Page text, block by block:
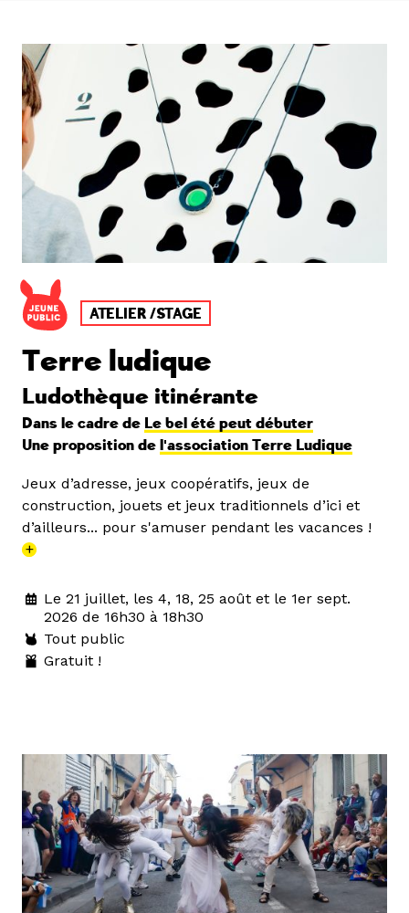
ATELIER /STAGE
Terre ludique
Ludothèque itinérante
Dans le cadre de Le bel été peut débuter
Une proposition de l'association Terre Ludique
Jeux d’adresse, jeux coopératifs, jeux de
construction, jouets et jeux traditionnels d’ici et
d’ailleurs... pour s'amuser pendant les vacances !
+
Le 21 juillet, les 4, 18, 25 août et le 1er sept.
2026 de 16h30 à 18h30
Tout public
Gratuit !